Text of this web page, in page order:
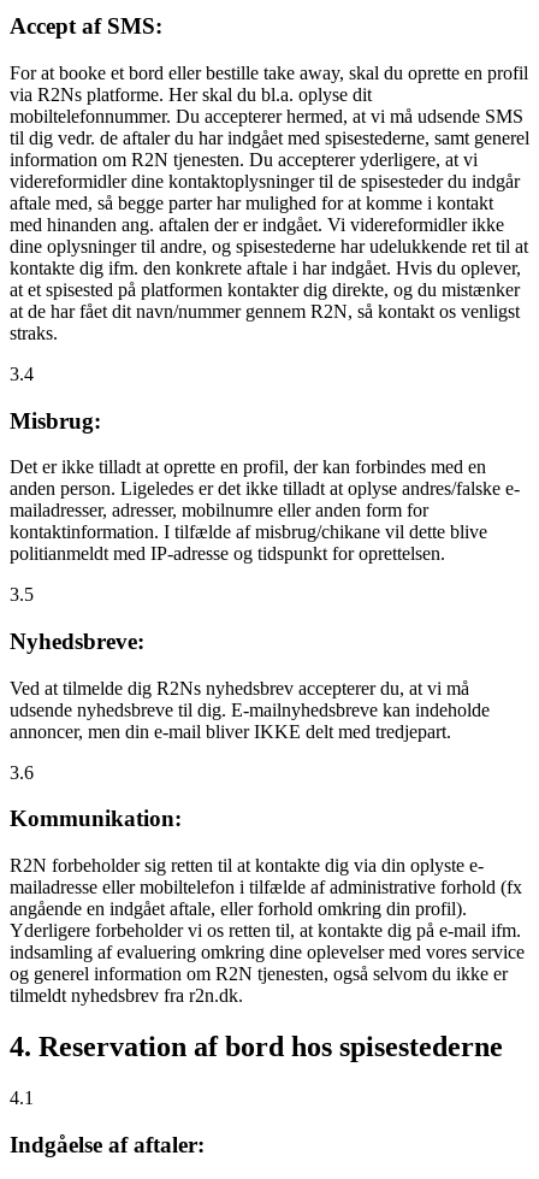
Accept af SMS:
For at booke et bord eller bestille take away, skal du oprette en profil
via R2Ns platforme. Her skal du bl.a. oplyse dit
mobiltelefonnummer. Du accepterer hermed, at vi må udsende SMS
til dig vedr. de aftaler du har indgået med spisestederne, samt generel
information om R2N tjenesten. Du accepterer yderligere, at vi
videreformidler dine kontaktoplysninger til de spisesteder du indgår
aftale med, så begge parter har mulighed for at komme i kontakt
med hinanden ang. aftalen der er indgået. Vi videreformidler ikke
dine oplysninger til andre, og spisestederne har udelukkende ret til at
kontakte dig ifm. den konkrete aftale i har indgået. Hvis du oplever,
at et spisested på platformen kontakter dig direkte, og du mistænker
at de har fået dit navn/nummer gennem R2N, så kontakt os venligst
straks.
3.4
Misbrug:
Det er ikke tilladt at oprette en profil, der kan forbindes med en
anden person. Ligeledes er det ikke tilladt at oplyse andres/falske e-
mailadresser, adresser, mobilnumre eller anden form for
kontaktinformation. I tilfælde af misbrug/chikane vil dette blive
politianmeldt med IP-adresse og tidspunkt for oprettelsen.
3.5
Nyhedsbreve:
Ved at tilmelde dig R2Ns nyhedsbrev accepterer du, at vi må
udsende nyhedsbreve til dig. E-mailnyhedsbreve kan indeholde
annoncer, men din e-mail bliver IKKE delt med tredjepart.
3.6
Kommunikation:
R2N forbeholder sig retten til at kontakte dig via din oplyste e-
mailadresse eller mobiltelefon i tilfælde af administrative forhold (fx
angående en indgået aftale, eller forhold omkring din profil).
Yderligere forbeholder vi os retten til, at kontakte dig på e-mail ifm.
indsamling af evaluering omkring dine oplevelser med vores service
og generel information om R2N tjenesten, også selvom du ikke er
tilmeldt nyhedsbrev fra r2n.dk.
4. Reservation af bord hos spisestederne
4.1
Indgåelse af aftaler: